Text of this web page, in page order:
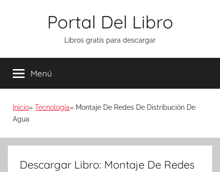
Portal Del Libro
Libros gratis para descargar
Menú
Inicio Tecnología
Montaje De Redes De Distribución De
Agua
Descargar Libro: Montaje De Redes